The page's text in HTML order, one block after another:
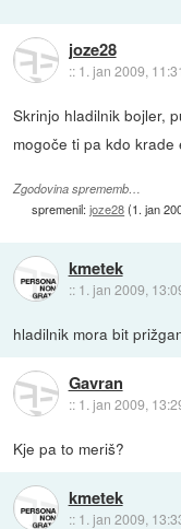
joze28
:: 1. jan 2009,
Skrinjo hladilnik bojler,
mogoče ti pa kdo krade
Zgodovina sprememb…
spremenil:joze28(1. jan
kmetek
:: 1. jan 2009,
hladilnik mora bit
Gavran
:: 1. jan 2009,
Kje pa to meriš?
kmetek
:: 1. jan 2009,